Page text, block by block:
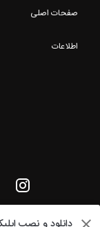
صفحات اصلی
اطلاعات